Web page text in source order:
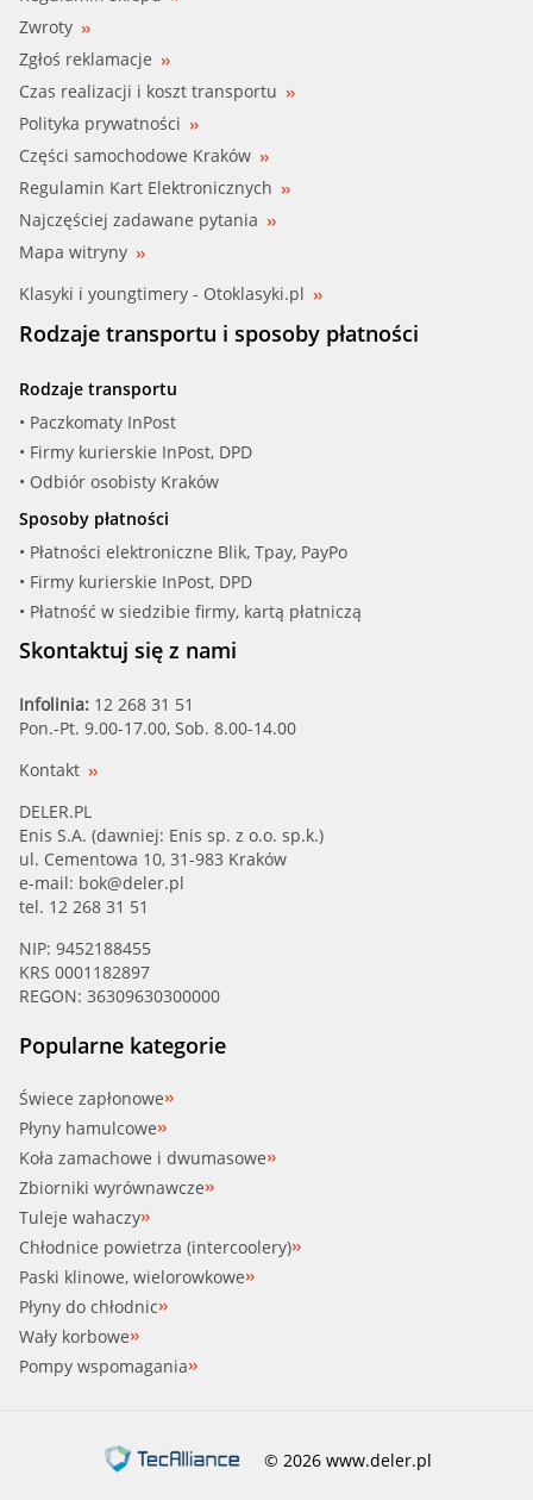
Zwroty
Zgłoś reklamacje
Czas realizacji i koszt transportu
Polityka prywatności
Części samochodowe Kraków
Regulamin Kart Elektronicznych
Najczęściej zadawane pytania
Mapa witryny
Klasyki i youngtimery - Otoklasyki.pl
Rodzaje transportu i sposoby płatności
Rodzaje transportu
• Paczkomaty InPost
• Firmy kurierskie InPost, DPD
• Odbiór osobisty Kraków
Sposoby płatności
• Płatności elektroniczne Blik, Tpay, PayPo
• Firmy kurierskie InPost, DPD
• Płatność w siedzibie firmy, kartą płatniczą
Skontaktuj się z nami
Infolinia: 12 268 31 51
Pon.-Pt. 9.00-17.00, Sob. 8.00-14.00
Kontakt
DELER.PL
Enis S.A. (dawniej: Enis sp. z o.o. sp.k.)
ul. Cementowa 10, 31-983 Kraków
e-mail: bok@deler.pl
tel. 12 268 31 51
NIP: 9452188455
KRS 0001182897
REGON: 36309630300000
Popularne kategorie
Świece zapłonowe
Płyny hamulcowe
Koła zamachowe i dwumasowe
Zbiorniki wyrównawcze
Tuleje wahaczy
Chłodnice powietrza (intercoolery)
Paski klinowe, wielorowkowe
Płyny do chłodnic
Wały korbowe
Pompy wspomagania
© 2026 www.deler.pl